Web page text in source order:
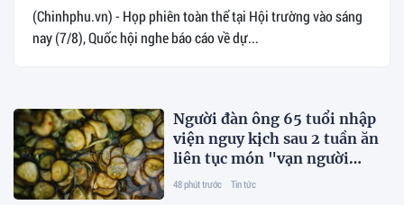
(Chinhphu.vn) - Họp phiên toàn thể tại Hội trường vào sáng
nay (7/8), Quốc hội nghe báo cáo về dự...
Người đàn ông 65 tuổi nhập
viện nguy kịch sau 2 tuần ăn
liên tục món "vạn người
thích"
48 phút trước Tin tức